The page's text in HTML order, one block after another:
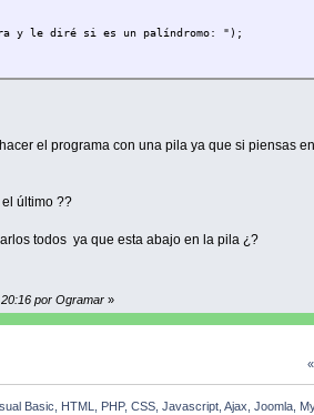
\n",actual->dato);// aquí se imprimen
**cima){
y le diré si es un palíndromo: ");
1; i<j; i++, j--)
= no; break; }
cadena, es_pal ? "" : "no ");
del programa
el programa con una pila ya que si piensas
último ??
todos ya que esta abajo en la pila ¿?
por Ogramar»
Basic, HTML, PHP, CSS, Javascript, Ajax, Joomla,